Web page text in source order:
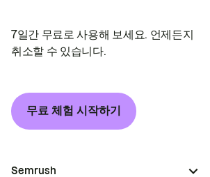
7일간 무료로 사용해 보세요. 언제든지
취소할 수 있습니다.
무료 체험 시작하기
Semrush